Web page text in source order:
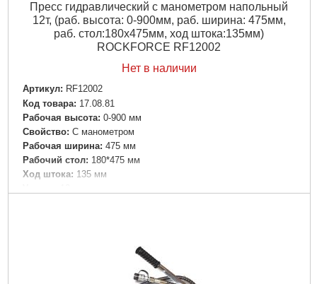
Пресс гидравлический с манометром напольный
12т, (раб. высота: 0-900мм, раб. ширина: 475мм,
раб. стол:180х475мм, ход штока:135мм)
ROCKFORCE RF12002
Нет в наличии
Артикул: RF12002
Код товара: 17.08.81
Рабочая высота: 0-900 мм
Свойство: С манометром
Рабочая ширина: 475 мм
Рабочий стол: 180*475 мм
Ход штока: 135 мм